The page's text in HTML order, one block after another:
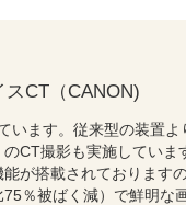
CT（CANON)
います。従来型の装置よ
CT撮影も実施していま
が搭載されております
％被ばく減）で鮮明な